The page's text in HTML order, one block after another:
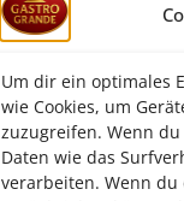
Um dir ein optimales
wie Cookies, um
zuzugreifen. Wenn
Daten wie das
verarbeiten. Wenn